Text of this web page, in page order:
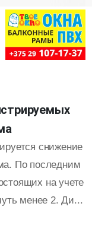
снижение
По последним
на учете
менее 2. Ди...